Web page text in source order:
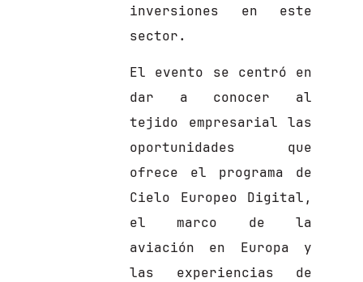
inversiones en este
sector.
El evento se centró en
dar a conocer al
tejido empresarial las
oportunidades que
ofrece el programa de
Cielo Europeo Digital,
el marco de la
aviación en Europa y
las experiencias de